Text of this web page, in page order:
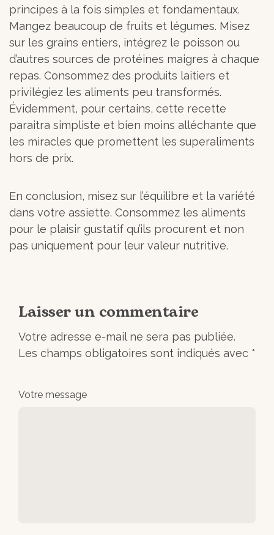
principes à la fois simples et fondamentaux.
Mangez beaucoup de fruits et légumes. Misez
sur les grains entiers, intégrez le poisson ou
d’autres sources de protéines maigres à chaque
repas. Consommez des produits laitiers et
privilégiez les aliments peu transformés.
Évidemment, pour certains, cette recette
paraitra simpliste et bien moins alléchante que
les miracles que promettent les superaliments
hors de prix.
En conclusion, misez sur l’équilibre et la variété
dans votre assiette. Consommez les aliments
pour le plaisir gustatif qu’ils procurent et non
pas uniquement pour leur valeur nutritive.
Laisser un commentaire
Votre adresse e-mail ne sera pas publiée.
Les champs obligatoires sont indiqués avec *
Votre message